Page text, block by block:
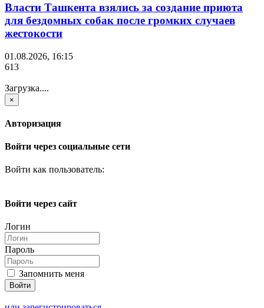
Власти Ташкента взялись за создание приюта
для бездомных собак после громких случаев
жестокости
01.08.2026, 16:15
613
Загрузка....
×
Авторизация
Войти через социальные сети
Войти как пользователь:
Войти через сайт
Логин
Пароль
Запомнить меня